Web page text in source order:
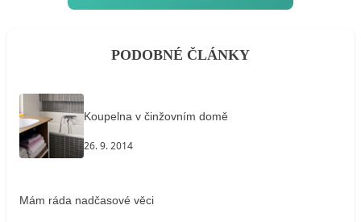
PODOBNÉ ČLÁNKY
Koupelna v činžovním domě
26. 9. 2014
Mám ráda nadčasové věci